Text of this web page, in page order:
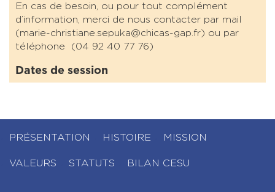
En cas de besoin, ou pour tout complément
d’information, merci de nous contacter par mail
(marie-christiane.sepuka@chicas-gap.fr) ou par
téléphone (04 92 40 77 76)
Dates de session
PRÉSENTATION HISTOIRE MISSION
VALEURS STATUTS BILAN CESU